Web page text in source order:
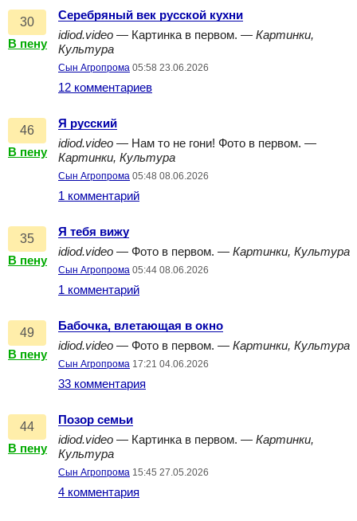
30
В пену
Серебряный век русской кухни
idiod.video — Картинка в первом. — Картинки,
Культура
Сын Агропрома 05:58 23.06.2026
12 комментариев
46
В пену
Я русский
idiod.video — Нам то не гони! Фото в первом. —
Картинки, Культура
Сын Агропрома 05:48 08.06.2026
1 комментарий
35
В пену
Я тебя вижу
idiod.video — Фото в первом. — Картинки, Культура
Сын Агропрома 05:44 08.06.2026
1 комментарий
49
В пену
Бабочка, влетающая в окно
idiod.video — Фото в первом. — Картинки, Культура
Сын Агропрома 17:21 04.06.2026
33 комментария
44
В пену
Позор семьи
idiod.video — Картинка в первом. — Картинки,
Культура
Сын Агропрома 15:45 27.05.2026
4 комментария